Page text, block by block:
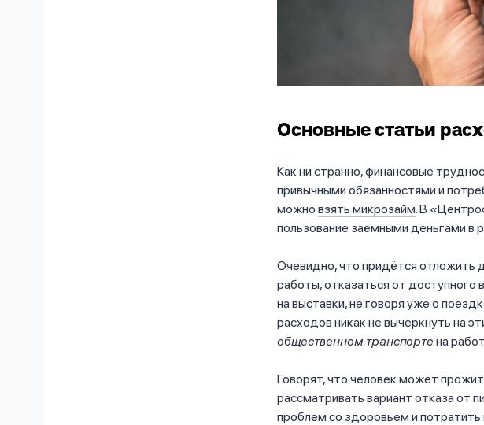
Основные статьи
Как ни странно, финансовые
привычными обязанностями и
можно взять микрозайм. В
пользование заёмными деньгами в
Очевидно, что придётся отложить
работы, отказаться от доступного
на выставки, не говоря уже о
расходов никак не вычеркнуть на
общественном транспорте на
Говорят, что человек может
рассматривать вариант отказа от
проблем со здоровьем и